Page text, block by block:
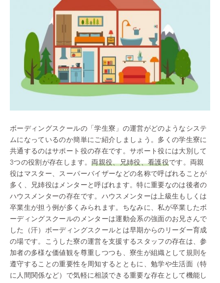
ボーディングスクールの「学生寮」の運営がどのようなシステ
ムになっているのか簡単にご紹介しましょう。多くの学生寮に
共通するのはサポート役の存在です。サポート役には大別して
3つの役割が存在します。両親役、兄姉役、看護役です。両親
役はマスター、スーパーバイザーなどの名称で呼ばれることが
多く、兄姉役はメンターと呼ばれます。特に重要なのは後者の
ハウスメンターの存在です。ハウスメンターは上級生もしくは
卒業生が担う例が多くみられます。ちなみに、私が卒業したボ
ーディングスクールのメンターは運動会系の強面のお兄さんで
した（汗）ボーディングスクールとは早期からのリーダー育成
の場です。こうした寮の運営を支援するスタッフの存在は、参
加者の多様な価値観を尊重しつつも、寮生が組織として規則を
遵守することの重要性を周知するとともに、勉学や生活面（特
に人間関係など）で気軽に相談できる重要な存在として機能し